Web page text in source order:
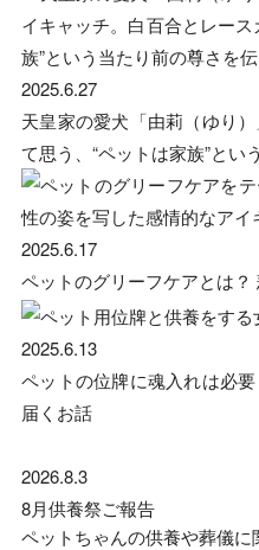
2025.6.27
天皇家の愛犬「由莉（ゆり
て思う、“ペットは家族”とい
2025.6.17
ペットのグリーフケアとは
2025.6.13
ペットの位牌に魂入れは必
届くお話
2026.8.3
8月供養祭ご報告
ペットちゃんの供養や葬儀に